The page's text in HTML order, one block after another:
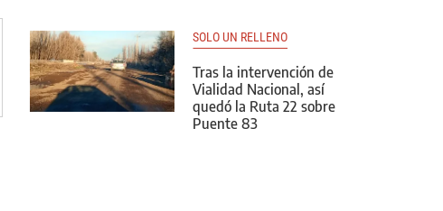
SOLO UN RELLENO
Tras la intervención de
Vialidad Nacional, así
quedó la Ruta 22 sobre
Puente 83